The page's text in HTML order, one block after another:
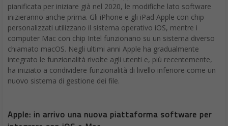
pianificata per iniziare già nel 2020, le modifiche lato software
inizieranno anche prima. Gli iPhone e gli iPad Apple con chip
personalizzati utilizzano il sistema operativo iOS, mentre i
computer Mac con chip Intel funzionano su un sistema diverso
chiamato macOS. Negli ultimi anni Apple ha gradualmente
integrato le funzionalità rivolte agli utenti e, più recentemente,
ha iniziato a condividere funzionalità di livello inferiore come un
nuovo sistema di gestione dei file.
Apple: in arrivo una nuova piattaforma software per